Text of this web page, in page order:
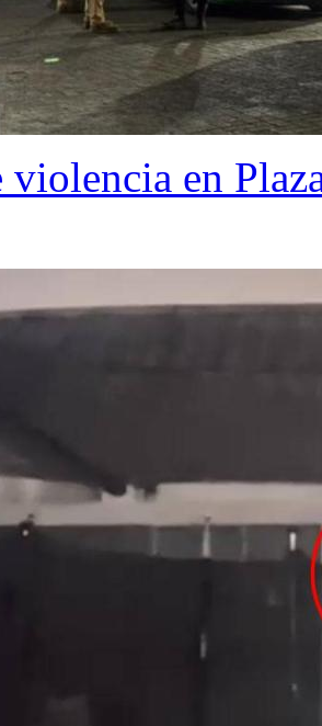
violencia en